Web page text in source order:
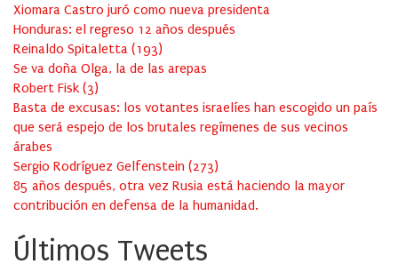
Xiomara Castro juró como nueva presidenta
Honduras: el regreso 12 años después
Reinaldo Spitaletta (193)
Se va doña Olga, la de las arepas
Robert Fisk (3)
Basta de excusas: los votantes israelíes han escogido un país
que será espejo de los brutales regímenes de sus vecinos
árabes
Sergio Rodríguez Gelfenstein (273)
85 años después, otra vez Rusia está haciendo la mayor
contribución en defensa de la humanidad.
Últimos Tweets